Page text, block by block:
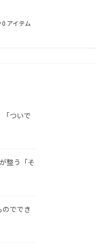
0 アイテム
ついで
整う「そ
ででき